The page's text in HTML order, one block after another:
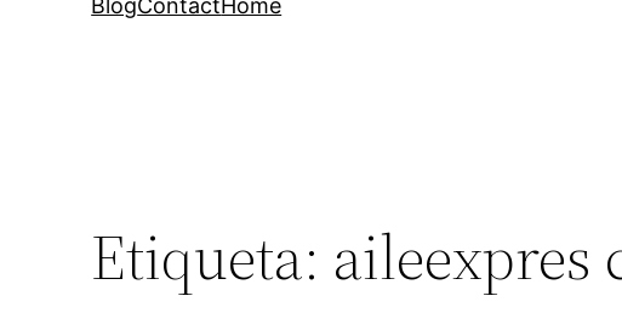
BlogContactHome
Etiqueta: aileexpres